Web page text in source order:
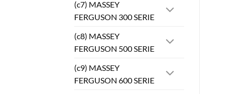
(c7) MASSEY
FERGUSON 300 SERIE
(c8) MASSEY
FERGUSON 500 SERIE
(c9) MASSEY
FERGUSON 600 SERIE